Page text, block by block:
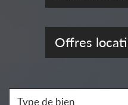
Offres
Type de bien